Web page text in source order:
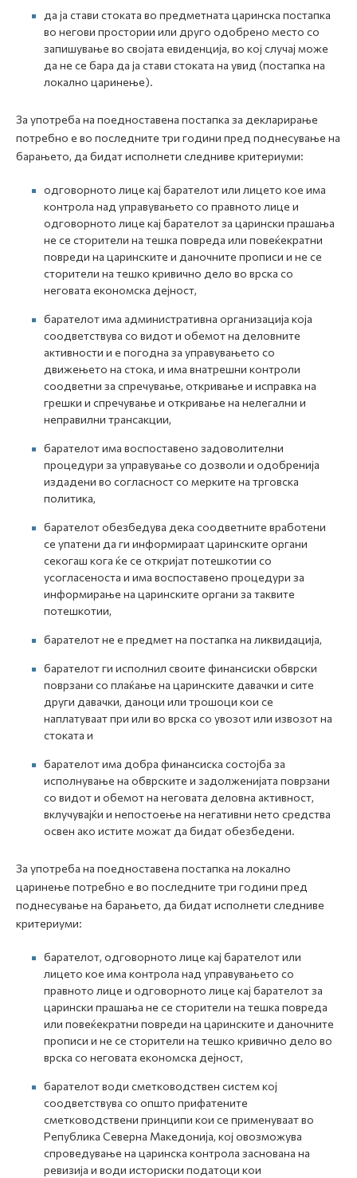
да ја стави стоката во предметната царинска постапка
во негови простории или друго одобрено место со
запишување во својата евиденција, во кој случај може
да не се бара да ја стави стоката на увид (постапка на
локално царинење).
За употреба на поедноставена постапка за декларирање
потребно е во последните три години пред поднесување на
барањето, да бидат исполнети следниве критериуми:
одговорното лице кај барателот или лицето кое има
контрола над управувањето со правното лице и
одговорното лице кај барателот за царински прашања
не се сторители на тешка повреда или повеќекратни
повреди на царинските и даночните прописи и не се
сторители на тешко кривично дело во врска со
неговата економска дејност,
барателот има административна организација која
соодветствува со видот и обемот на деловните
активности и е погодна за управувањето со
движењето на стока, и има внатрешни контроли
соодветни за спречување, откривање и исправка на
грешки и спречување и откривање на нелегални и
неправилни трансакции,
барателот има воспоставено задоволителни
процедури за управување со дозволи и одобренија
издадени во согласност со мерките на трговска
политика,
барателот обезбедува дека соодветните вработени
се упатени да ги информираат царинските органи
секогаш кога ќе се откријат потешкотии со
усогласеноста и има воспоставено процедури за
информирање на царинските органи за таквите
потешкотии,
барателот не е предмет на постапка на ликвидација,
барателот ги исполнил своите финансиски обврски
поврзани со плаќање на царинските давачки и сите
други давачки, даноци или трошоци кои се
наплатуваат при или во врска со увозот или извозот на
стоката и
барателот има добра финансиска состојба за
исполнување на обврските и задолженијата поврзани
со видот и обемот на неговата деловна активност,
вклучувајќи и непостоење на негативни нето средства
освен ако истите можат да бидат обезбедени.
За употреба на поедноставена постапка на локално
царинење потребно е во последните три години пред
поднесување на барањето, да бидат исполнети следниве
критериуми:
барателот, одговорното лице кај барателот или
лицето кое има контрола над управувањето со
правното лице и одговорното лице кај барателот за
царински прашања не се сторители на тешка повреда
или повеќекратни повреди на царинските и даночните
прописи и не се сторители на тешко кривично дело во
врска со неговата економска дејност,
барателот води сметководствен систем кој
соодветствува со општо прифатените
сметководствени принципи кои се применуваат во
Република Северна Македонија, кој овозможува
спроведување на царинска контрола заснована на
ревизија и води историски податоци кои